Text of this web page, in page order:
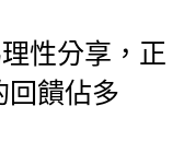
性分享，正
回饋佔多